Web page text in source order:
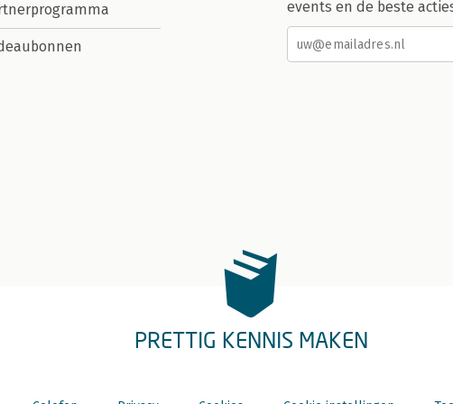
events en de beste
PRETTIG KENNIS MAKEN